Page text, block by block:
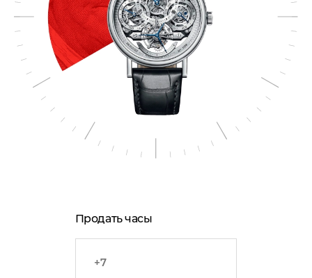
Продать часы